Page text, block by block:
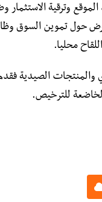
وترقية الاستثمار
حول تموين السوق
محليا.
والمنتجات الصيدية
الخاضعة للترخيص.
Cloud